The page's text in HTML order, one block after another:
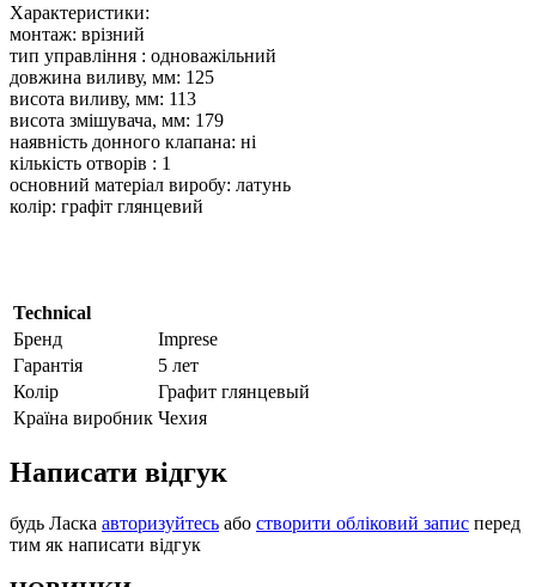
Характеристики:
монтаж: врізний
тип управління : одноважільний
довжина виливу, мм: 125
висота виливу, мм: 113
висота змішувача, мм: 179
наявність донного клапана: ні
кількість отворів : 1
основний матеріал виробу: латунь
колір: графіт глянцевий
Technical
Бренд
Imprese
Гарантія
5 лет
Колір
Графит глянцевый
Країна виробник Чехия
Написати відгук
будь Ласка авторизуйтесь або створити обліковий запис перед
тим як написати відгук